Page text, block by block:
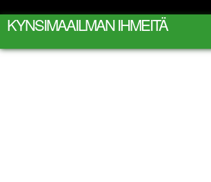
KYNSIMAAILMAN IHMEITÄ